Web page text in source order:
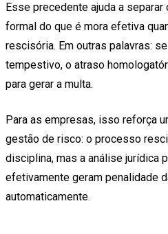
Esse precedente ajuda a
formal do que é mora efetiva
rescisória. Em outras palavras:
tempestivo, o atraso
para gerar a multa.
Para as empresas, isso reforça
gestão de risco: o processo
disciplina, mas a análise jurídica
efetivamente geram penalidade
automaticamente.